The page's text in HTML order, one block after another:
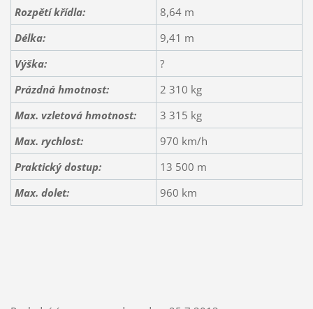
Rozpětí křídla:
8,64 m
Délka:
9,41 m
Výška:
?
Prázdná hmotnost:
2 310 kg
Max. vzletová hmotnost:
3 315 kg
Max. rychlost:
970 km/h
Praktický dostup:
13 500 m
Max. dolet:
960 km